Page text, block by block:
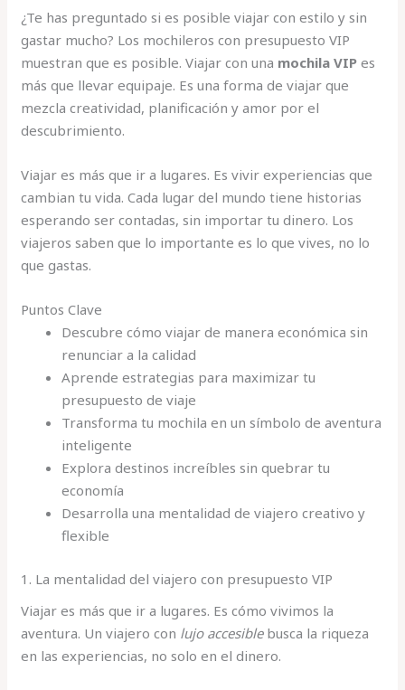
¿Te has preguntado si es posible viajar con estilo y sin
gastar mucho? Los mochileros con presupuesto VIP
muestran que es posible. Viajar con una mochila VIP es
más que llevar equipaje. Es una forma de viajar que
mezcla creatividad, planificación y amor por el
descubrimiento.
Viajar es más que ir a lugares. Es vivir experiencias que
cambian tu vida. Cada lugar del mundo tiene historias
esperando ser contadas, sin importar tu dinero. Los
viajeros saben que lo importante es lo que vives, no lo
que gastas.
Puntos Clave
Descubre cómo viajar de manera económica sin
renunciar a la calidad
Aprende estrategias para maximizar tu
presupuesto de viaje
Transforma tu mochila en un símbolo de aventura
inteligente
Explora destinos increíbles sin quebrar tu
economía
Desarrolla una mentalidad de viajero creativo y
flexible
1. La mentalidad del viajero con presupuesto VIP
Viajar es más que ir a lugares. Es cómo vivimos la
aventura. Un viajero con lujo accesiblebusca la riqueza
en las experiencias, no solo en el dinero.